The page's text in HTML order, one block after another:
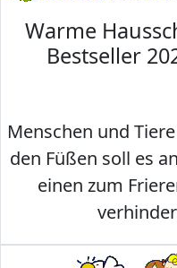
Warme
Bestseller
Menschen und
den Füßen soll es
einen zum